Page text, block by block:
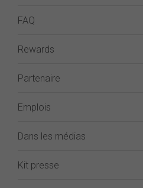
FAQ
Rewards
Partenaire
Emplois
Dans les médias
Kit presse